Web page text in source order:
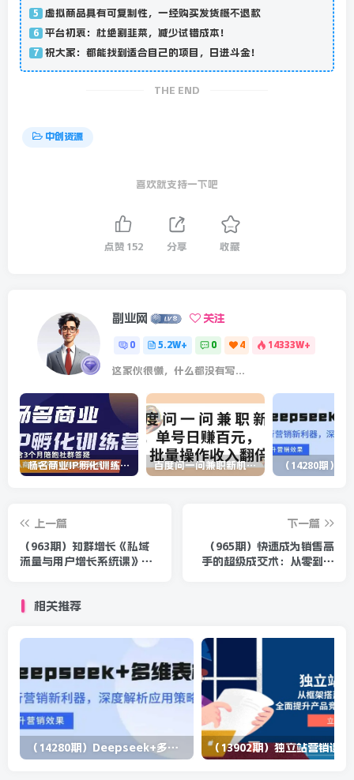
5 虚拟商品具有可复制性，一经购买发货概不退款
6 平台初衷：杜绝割韭菜，减少试错成本！
7 祝大家：都能找到适合自己的项目，日进斗金！
THE END
中创资源
喜欢就支持一下吧
点赞 152 分享 收藏
副业网 关注
0 5.2W+ 0 4 14333W+
这家伙很懒，什么都没有写...
杨名商业IP孵化训练营，从商业到内容到转化一站式学 价值5980元 百度问一问兼职新机遇，单号日赚百元，批量操作收入翻倍
上一篇
（963期）知群增长《私域
流量与用户增长系统课》实
下一篇
（965期）快速成为销售高
手的超级成交术：从零到日
相关推荐
（14280期）Deepseek+多维表格，银行营销新利器，深度解析应用策略，提升营销效果